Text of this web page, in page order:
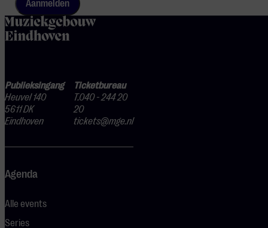
Aanmelden
Publieksingang
Heuvel 140
5611 DK
Eindhoven
Ticketbureau
T.040 - 244 20
20
tickets@mge.nl
Agenda
Alle events
Series